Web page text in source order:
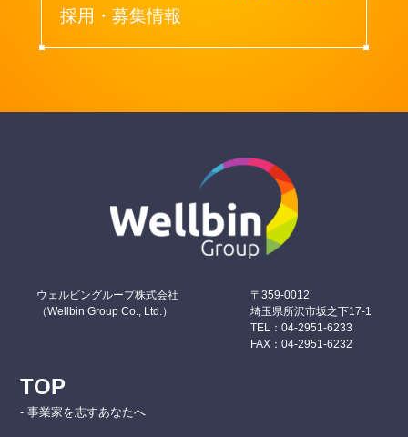
採用・募集情報
ウェルビングループ株式会社
（Wellbin Group Co., Ltd.）
〒359-0012
埼玉県所沢市坂之下17-1
TEL：04-2951-6233
FAX：04-2951-6232
TOP
- 事業家を志すあなたへ